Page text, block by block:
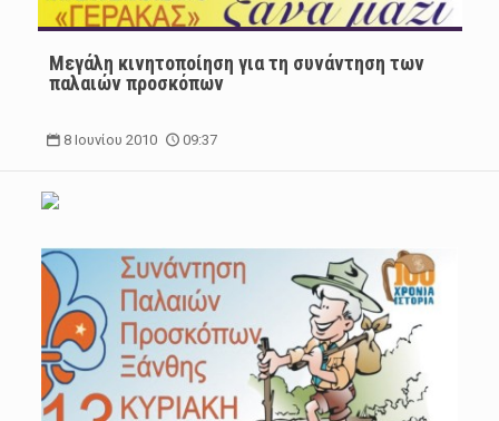
Μεγάλη κινητοποίηση για τη συνάντηση των
παλαιών προσκόπων
8 Ιουνίου 2010 09:37